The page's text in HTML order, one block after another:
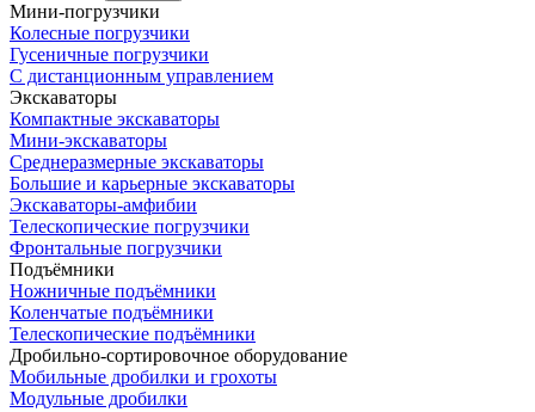
Мини-погрузчики
Колесные погрузчики
Гусеничные погрузчики
С дистанционным управлением
Экскаваторы
Компактные экскаваторы
Мини-экскаваторы
Среднеразмерные экскаваторы
Большие и карьерные экскаваторы
Экскаваторы-амфибии
Телескопические погрузчики
Фронтальные погрузчики
Подъёмники
Ножничные подъёмники
Коленчатые подъёмники
Телескопические подъёмники
Дробильно-сортировочное оборудование
Мобильные дробилки и грохоты
Модульные дробилки